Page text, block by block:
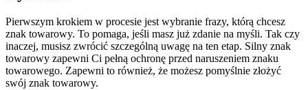
Pierwszym krokiem w procesie jest wybranie frazy, którą chcesz
znak towarowy. To pomaga, jeśli masz już zdanie na myśli. Tak czy
inaczej, musisz zwrócić szczególną uwagę na ten etap. Silny znak
towarowy zapewni Ci pełną ochronę przed naruszeniem znaku
towarowego. Zapewni to również, że możesz pomyślnie złożyć
swój znak towarowy.